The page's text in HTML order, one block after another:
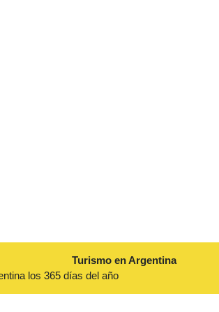
Turismo en Argentina
los 365 días del año